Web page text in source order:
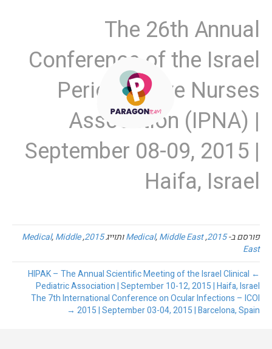
The 26th Annual
Conference of the Israel
Perioperative Nurses
Assocation (IPNA) |
September 08-09, 2015 |
Haifa, Israel
פורסם ב-2015
,
Medical,Middle East ותוייג2015
,
Medical,Middle
East
← HIPAK – The Annual Scientific Meeting of the Israel Clinical
Pediatric Association | September 10-12, 2015 | Haifa, Israel
The 7th International Conference on Ocular Infections – ICOI
2015 | September 03-04, 2015 | Barcelona, Spain →